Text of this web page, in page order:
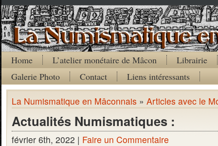
Home L’atelier monétaire de Mâcon
Librairie
Galerie Photo
Contact Liens intéressants
La Numismatique en Mâconnais » Articles avec le
Actualités Numismatiques :
février 6th, 2022 | Faire un Commentaire